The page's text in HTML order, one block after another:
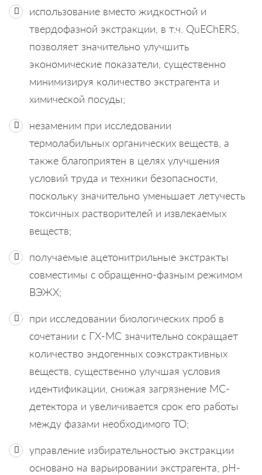
использование вместо жидкостной и
твердофазной экстракции, в т.ч. QuEChERS,
позволяет значительно улучшить
экономические показатели, существенно
минимизируя количество экстрагента и
химической посуды;
незаменим при исследовании
термолабильных органических веществ, а
также благоприятен в целях улучшения
условий труда и техники безопасности,
поскольку значительно уменьшает летучесть
токсичных растворителей и извлекаемых
веществ;
получаемые ацетонитрильные экстракты
совместимы с обращенно-фазным режимом
ВЭЖХ;
при исследовании биологических проб в
сочетании с ГХ-МС значительно сокращает
количество эндогенных соэкстрактивных
веществ, существенно улучшая условия
идентификации, снижая загрязнение МС-
детектора и увеличивается срок его работы
между фазами необходимого ТО;
управление избирательностью экстракции
основано на варьировании экстрагента, рН-